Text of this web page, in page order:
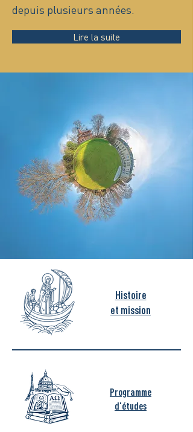
depuis plusieurs années.
Lire la suite
Histoire
et mission
Programme
d'études